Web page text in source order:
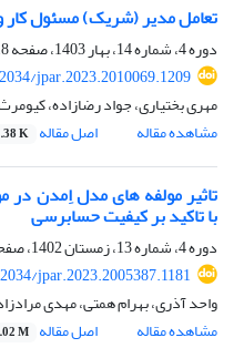
تعامل مدیر (شریک) مسئول
دوره 4، شماره 14، بهار 1403، صفحه
jpar.2023.2010069.1209
مهری بختیاری، جواد رضازاده،
مشاهده مقاله
اصل مقاله K
تاثیر مولفه های مدل اِمدن
با تاکید بر کیفیت حسابرسی
دوره 4، شماره 13، زمستان 1402، صفحه
jpar.2023.2005387.1181
واحد آذری، بهرام همتی، مهدی
مشاهده مقاله
اصل مقاله M